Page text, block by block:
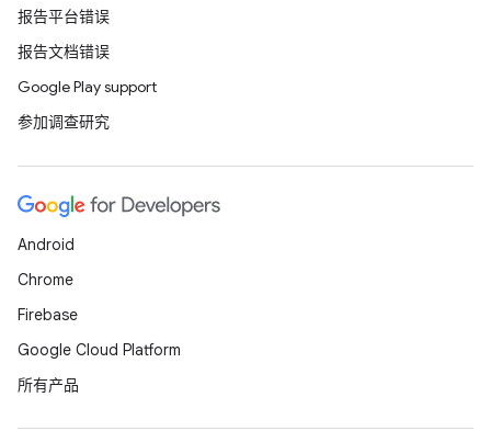
报告平台错误
报告文档错误
Google Play support
参加调查研究
Android
Chrome
Firebase
Google Cloud Platform
所有产品